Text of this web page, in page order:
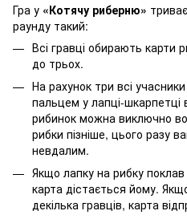
Гра у «Котячу риберню»
раунду такий:
Всі гравці обирають карти
до трьох.
На рахунок три всі
пальцем у лапці-шкарпетці
рибинок можна виключно
рибки пізніше, цього разу
невдалим.
Якщо лапку на рибку
карта дістається йому.
декілька гравців, карта